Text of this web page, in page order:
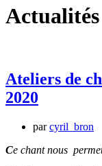
Actualités
Ateliers de
2020
parcyril_bron
Ce chant nous